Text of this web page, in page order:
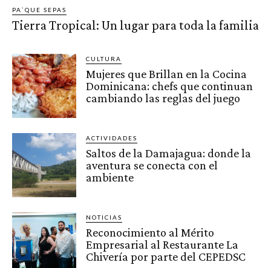
PA`QUE SEPAS
Tierra Tropical: Un lugar para toda la familia
CULTURA
Mujeres que Brillan en la Cocina
Dominicana: chefs que continuan
cambiando las reglas del juego
ACTIVIDADES
Saltos de la Damajagua: donde la
aventura se conecta con el
ambiente
NOTICIAS
Reconocimiento al Mérito
Empresarial al Restaurante La
Chivería por parte del CEPEDSC